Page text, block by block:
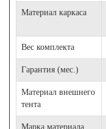
Материал каркаса
Вес комплекта
Гарантия (мес.)
Материал внешнего
тента
Марка материала